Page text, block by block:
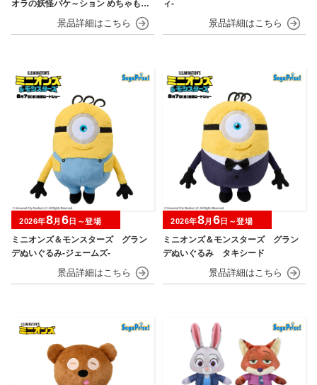
オラの妖怪バケ～ション めちゃもふ
ぐっとぬいぐるみ～おすわりポーズ
ィ‐
ミニオンズ＆モンスターズ グラン
デぬいぐるみ‐ジェームズ‐
2026年8月 6日～登場
ミニオンズ＆モンスターズ グラン
デぬいぐるみ タキシード
2026年8月 6日～登場